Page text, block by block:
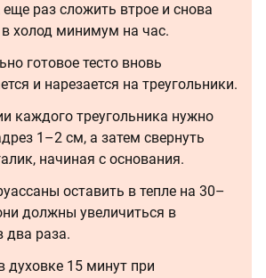
еще раз сложить втрое и снова
холод минимум на час.
готовое тесто вновь
и нарезается на треугольники.
каждого треугольника нужно
1–2 см, а затем свернуть
начиная с основания.
оставить в тепле на 30–
должны увеличиться в
два раза.
духовке 15 минут при